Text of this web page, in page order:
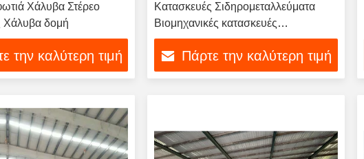
Χάλυβα Στέρεο
Χάλυβα δομή
την καλύτερη τιμή
Κατασκευές Σιδηρομεταλλεύματα
Βιομηχανικές κατασκευές
Σιδηρομεταλλεύματα Εργαστήρια
Σιδηρομεταλλεύματα Εργοστάσια
Προετοιμασμένων
Πάρτε την καλύτερη τιμή